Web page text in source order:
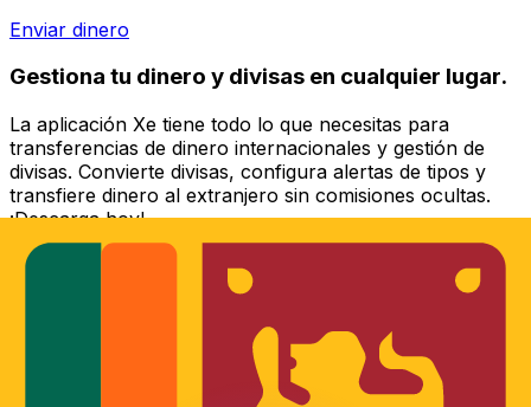
Enviar dinero
Gestiona tu dinero y divisas en cualquier lugar.
La aplicación Xe tiene todo lo que necesitas para
transferencias de dinero internacionales y gestión de
divisas. Convierte divisas, configura alertas de tipos y
transfiere dinero al extranjero sin comisiones ocultas.
¡Descarga hoy!